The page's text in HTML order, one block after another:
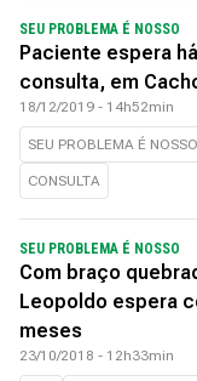
SEU PROBLEMA É NOSSO
Paciente espera
consulta, em
18/12/2019 - 14h52min
SEU PROBLEMA É NOSSO
CONSULTA
SEU PROBLEMA É NOSSO
Com braço
Leopoldo espera
meses
23/10/2018 - 12h33min